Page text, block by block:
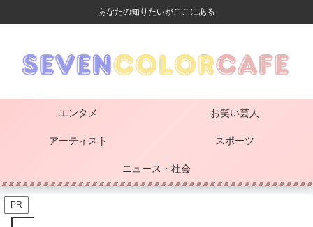
あなたの知りたいがここにある
エンタメ お笑い芸人
アーティスト スポーツ
ニュース・社会
PR